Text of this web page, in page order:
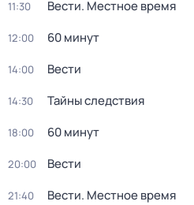
11:30 Вести. Местное время
12:00 60 минут
14:00 Вести
14:30 Тайны следствия
18:00 60 минут
20:00 Вести
21:40 Вести. Местное время